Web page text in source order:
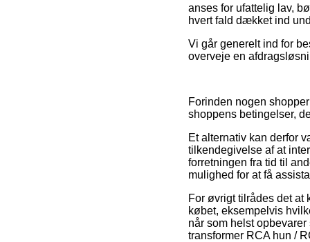
anses for ufattelig lav,
hvert fald dækket ind
Vi går generelt ind for
overveje en
Forinden nogen
shoppens betingelser,
Et alternativ kan derfor
tilkendegivelse af at
forretningen fra tid til
mulighed for at få
For øvrigt tilrådes det at
købet, eksempelvis
når som helst
transformer RCA hun /